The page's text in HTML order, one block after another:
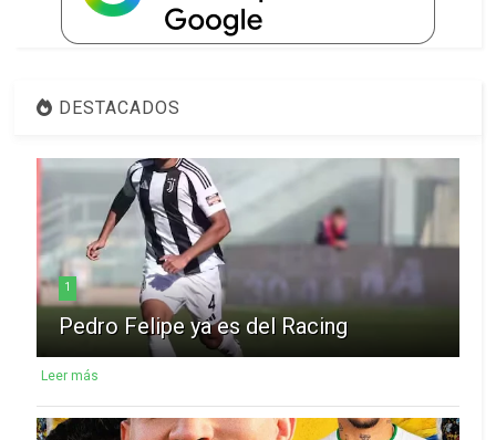
DESTACADOS
1
Pedro Felipe ya es del Racing
Leer más